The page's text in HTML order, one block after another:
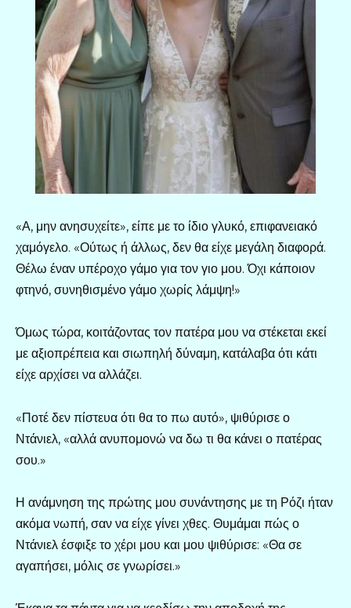
«Α, μην ανησυχείτε», είπε με το ίδιο γλυκό, επιφανειακό
χαμόγελο. «Ούτως ή άλλως, δεν θα είχε μεγάλη διαφορά.
Θέλω έναν υπέροχο γάμο για τον γιο μου. Όχι κάποιον
φτηνό, συνηθισμένο γάμο χωρίς λάμψη!»
Όμως τώρα, κοιτάζοντας τον πατέρα μου να στέκεται εκεί
με αξιοπρέπεια και σιωπηλή δύναμη, κατάλαβα ότι κάτι
είχε αρχίσει να αλλάζει.
«Ποτέ δεν πίστευα ότι θα το πω αυτό», ψιθύρισε ο
Ντάνιελ, «αλλά ανυπομονώ να δω τι θα κάνει ο πατέρας
σου.»
Η ανάμνηση της πρώτης μου συνάντησης με τη Ρόζι ήταν
ακόμα νωπή, σαν να είχε γίνει χθες. Θυμάμαι πώς ο
Ντάνιελ έσφιξε το χέρι μου και μου ψιθύρισε: «Θα σε
αγαπήσει, μόλις σε γνωρίσει.»